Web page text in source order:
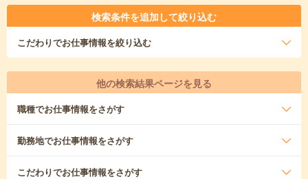
検索条件を追加して絞り込む
こだわりでお仕事情報を絞り込む
他の検索結果ページを見る
職種でお仕事情報をさがす
勤務地でお仕事情報をさがす
こだわりでお仕事情報をさがす